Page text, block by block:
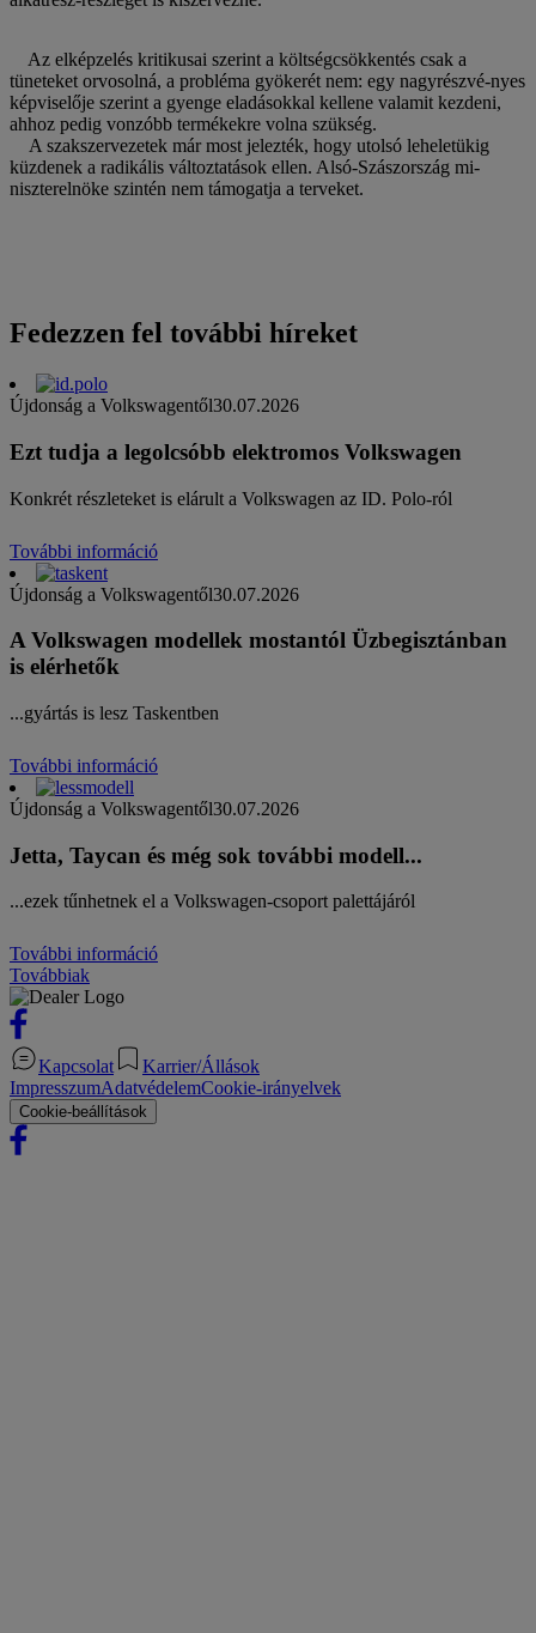
Az elképzelés kritikusai szerint a költségcsökkentés csak a
tüneteket orvosolná, a probléma gyökerét nem: egy nagyrészvé-nyes
képviselője szerint a gyenge eladásokkal kellene valamit kezdeni,
ahhoz pedig vonzóbb termékekre volna szükség.
A szakszervezetek már most jelezték, hogy utolsó leheletükig
küzdenek a radikális változtatások ellen. Alsó-Szászország mi-
niszterelnöke szintén nem támogatja a terveket.
Fedezzen fel további híreket
Újdonság a Volkswagentől30.07.2026
Ezt tudja a legolcsóbb elektromos Volkswagen
Konkrét részleteket is elárult a Volkswagen az ID. Polo-ról
További információ
Újdonság a Volkswagentől30.07.2026
A Volkswagen modellek mostantól Üzbegisztánban
is elérhetők
...gyártás is lesz Taskentben
További információ
Újdonság a Volkswagentől30.07.2026
Jetta, Taycan és még sok további modell...
...ezek tűnhetnek el a Volkswagen-csoport palettájáról
További információ
Továbbiak
Kapcsolat
Karrier/Állások
ImpresszumAdatvédelemCookie-irányelvek
Cookie-beállítások